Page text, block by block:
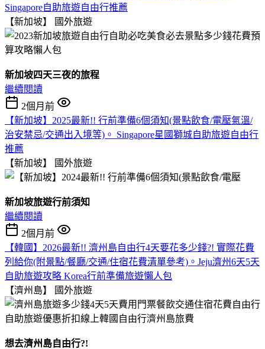
Singapore自助旅遊自由行推薦
【新加坡】
國外旅遊
新加坡四天三夜的旅程
繼續閱讀
2個月前
【新加坡】2025最新!! 行前準備6個須知(景點飲食/電壓氣溫/
治安禁忌/交通出入境等)。 Singapore星國獅城自助旅遊自由行
推薦
【新加坡】
國外旅遊
新加坡旅遊行前須知
繼續閱讀
2個月前
【韓國】2026最新!! 濟州島自由行4天要花多少錢?! 實際花費
列給你(附景點/餐廳/交通/住宿花費清單參考)。Jeju濟州6天5天
自助旅遊攻略 Korea行前準備旅遊懶人包
【濟州島】
國外旅遊
想去濟州島自由行?!